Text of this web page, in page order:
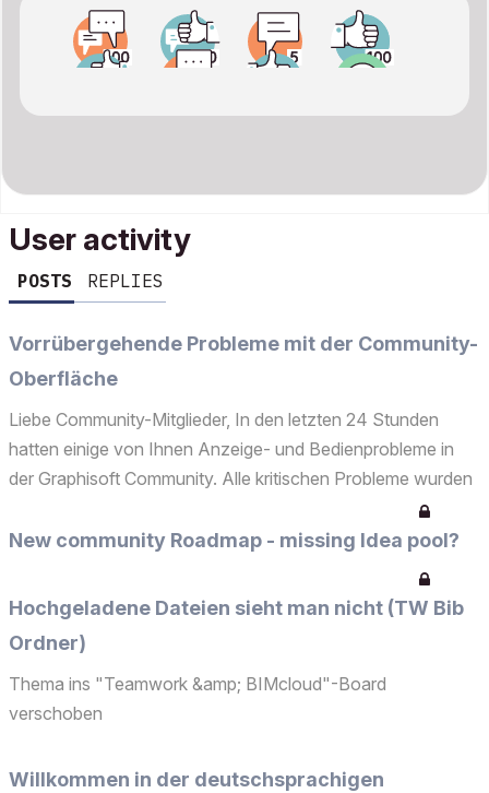
User activity
POSTS REPLIES
Vorrübergehende Probleme mit der Community-
Oberfläche
Liebe Community-Mitglieder, In den letzten 24 Stunden
hatten einige von Ihnen Anzeige- und Bedienprobleme in
der Graphisoft Community. Alle kritischen Probleme wurden
inzwischen von unserem Dienstanbieter behoben und die
Website funktioniert wieder normal. Was war passiert? ...
New community Roadmap - missing Idea pool?
Hochgeladene Dateien sieht man nicht (TW Bib
Ordner)
Thema ins "Teamwork &amp; BIMcloud"-Board
verschoben
Willkommen in der deutschsprachigen